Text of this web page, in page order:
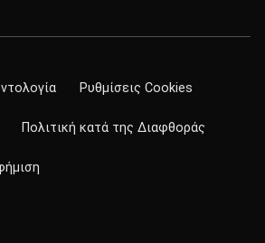
Ρυθμίσεις Cookies
Πολιτική κατά της Διαφθοράς